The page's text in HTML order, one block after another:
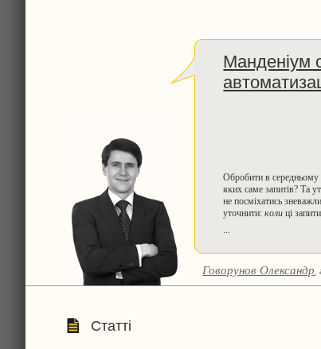
Манденіум
Обробити в середньому
яких саме запитів? Та
не посміхатись
уточнити:коли ці
...
Говорунов Олександр
Статті